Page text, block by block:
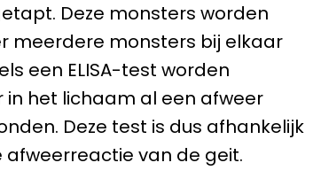
Deze monsters worden
meerdere monsters bij elkaar
een ELISA-test worden
het lichaam al een afweer
Deze test is dus afhankelijk
van de geit.